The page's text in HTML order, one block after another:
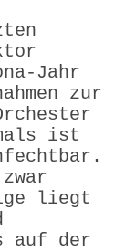
Jahr
zur
ist
liegt
auf der